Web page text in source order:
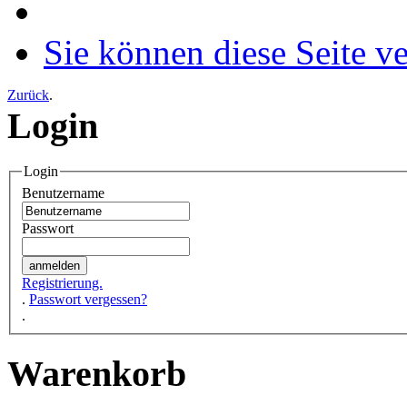
Sie können diese Seite
Zurück.
Login
Login
Benutzername
Passwort
Registrierung.
. Passwort vergessen?
.
Warenkorb